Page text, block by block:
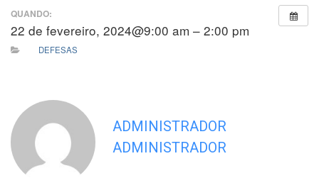
QUANDO:
22 de fevereiro, 2024@9:00 am – 2:00 pm
DEFESAS
ADMINISTRADOR
ADMINISTRADOR